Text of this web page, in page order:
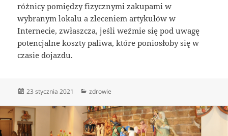
różnicy pomiędzy fizycznymi zakupami w
wybranym lokalu a zleceniem artykułów w
Internecie, zwłaszcza, jeśli weźmie się pod uwagę
potencjalne koszty paliwa, które poniosłoby się w
czasie dojazdu.
Data
23 stycznia 2021 Kategorie
zdrowie